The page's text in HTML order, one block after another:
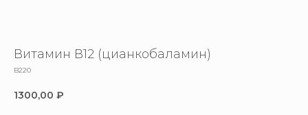
Витамин В12 (цианкобаламин)
B220
1300,00 ₽